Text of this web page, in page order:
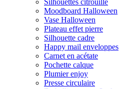
Silhouettes citrouille
Moodboard Halloween
Vase Halloween
Plateau effet pierre
Silhouette cadre
Happy mail enveloppes
Carnet en acétate
Pochette calque
Plumier enjoy
Presse circulaire